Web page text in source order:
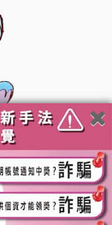
Reserved.隱私